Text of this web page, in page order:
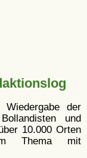
der
und
10.000 Orten
Thema mit